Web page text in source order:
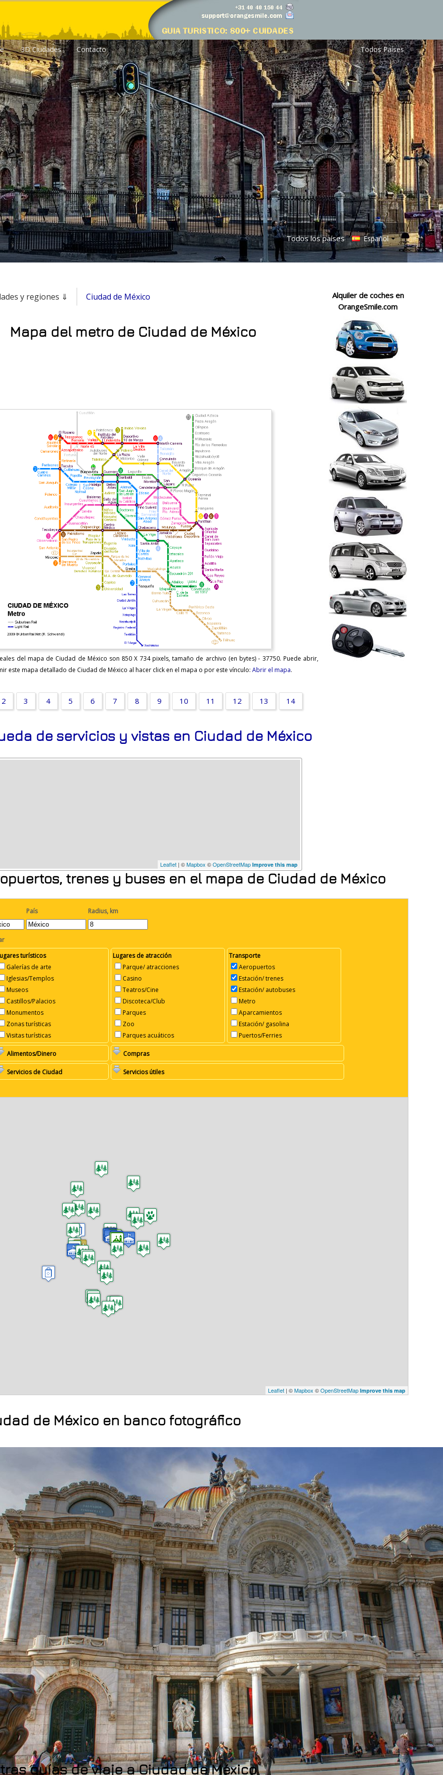
3D Ciudades Contacto Todos Países
Todos los países Español
y regiones ⇓ Ciudad de México
Mapa del metro de Ciudad de México
del mapa de Ciudad de México son 850 X 734 pixels, tamaño de archivo (en bytes) - 37750. Puede abrir,
este mapa detallado de Ciudad de México al hacer click en el mapa o por este vínculo: Abrir el mapa.
2 3 4 5 6 7 8 9 10 11 12 13 14
de servicios y vistas en Ciudad de México
Leaflet | ©Mapbox ©OpenStreetMap Improve this map
Alquiler de coches en
OrangeSmile.com
trenes y buses en el mapa de Ciudad de México
País Radius, km
turísticos
Galerías de arte
Iglesias/Templos
Museos
Castillos/Palacios
Monumentos
Zonas turísticas
Visitas turísticas
Lugares de atracción
Parque/ atracciones
Casino
Teatros/Cine
Discoteca/Club
Parques
Zoo
Parques acuáticos
Transporte
Aeropuertos
Estación/ trenes
Estación/ autobuses
Metro
Aparcamientos
Estación/ gasolina
Puertos/Ferries
Alimentos/Dinero Compras
Servicios de Ciudad Servicios útiles
Leaflet | ©Mapbox ©OpenStreetMap Improve this map
de México en banco fotográfico
guías de viaje a Ciudad de México